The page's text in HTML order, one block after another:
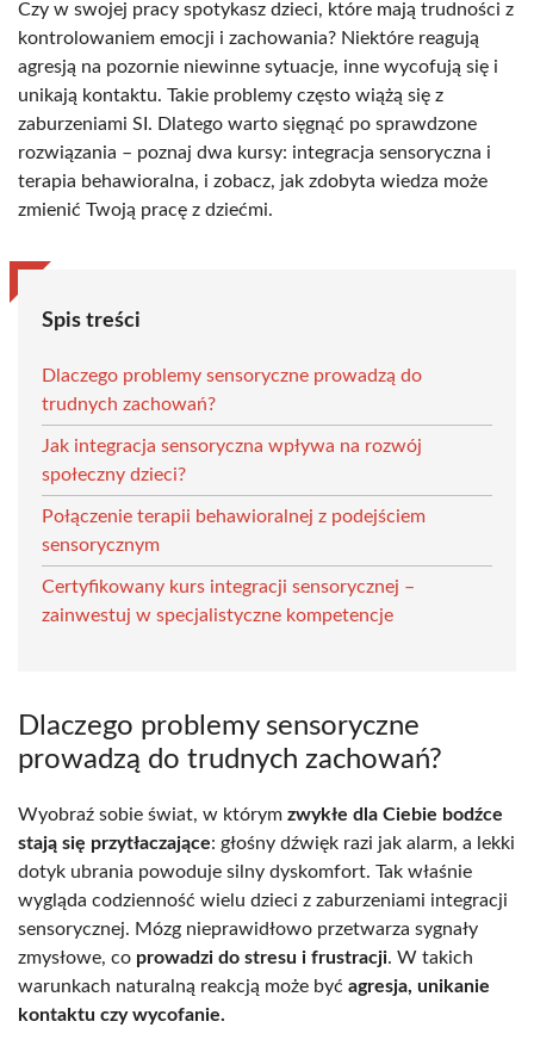
Czy w swojej pracy spotykasz dzieci, które mają trudności z
kontrolowaniem emocji i zachowania? Niektóre reagują
agresją na pozornie niewinne sytuacje, inne wycofują się i
unikają kontaktu. Takie problemy często wiążą się z
zaburzeniami SI. Dlatego warto sięgnąć po sprawdzone
rozwiązania – poznaj dwa kursy: integracja sensoryczna i
terapia behawioralna, i zobacz, jak zdobyta wiedza może
zmienić Twoją pracę z dziećmi.
Spis treści
Dlaczego problemy sensoryczne prowadzą do
trudnych zachowań?
Jak integracja sensoryczna wpływa na rozwój
społeczny dzieci?
Połączenie terapii behawioralnej z podejściem
sensorycznym
Certyfikowany kurs integracji sensorycznej –
zainwestuj w specjalistyczne kompetencje
Dlaczego problemy sensoryczne
prowadzą do trudnych zachowań?
Wyobraź sobie świat, w którym zwykłe dla Ciebie bodźce
stają się przytłaczające: głośny dźwięk razi jak alarm, a lekki
dotyk ubrania powoduje silny dyskomfort. Tak właśnie
wygląda codzienność wielu dzieci z zaburzeniami integracji
sensorycznej. Mózg nieprawidłowo przetwarza sygnały
zmysłowe, co prowadzi do stresu i frustracji. W takich
warunkach naturalną reakcją może być agresja, unikanie
kontaktu czy wycofanie.